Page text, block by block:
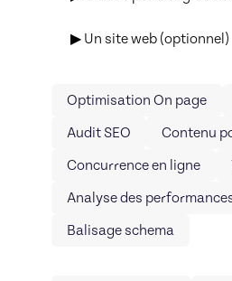
       ▶ Un site web (optionnel)
Optimisation On page
Audit SEO
Contenu
Concurrence en ligne
Analyse des
Balisage schema